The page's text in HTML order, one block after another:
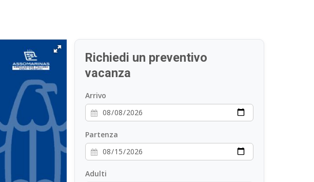
Richiedi un preventivo
vacanza
Arrivo
Partenza
Adulti